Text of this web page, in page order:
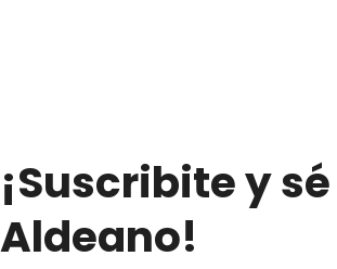
¡Suscribite y
Aldeano!